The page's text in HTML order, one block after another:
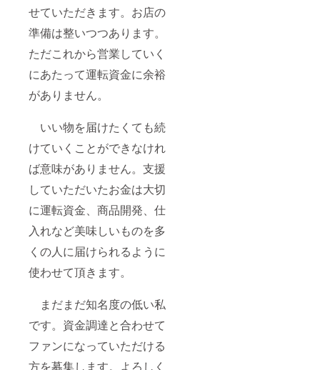
せていただきます。お店の
準備は整いつつあります。
ただこれから営業していく
にあたって運転資金に余裕
がありません。
いい物を届けたくても続
けていくことができなけれ
ば意味がありません。支援
していただいたお金は大切
に運転資金、商品開発、仕
入れなど美味しいものを多
くの人に届けられるように
使わせて頂きます。
まだまだ知名度の低い私
です。資金調達と合わせて
ファンになっていただける
方を募集します。よろしく